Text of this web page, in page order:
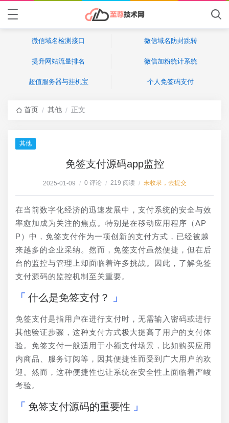
微信域名检测接口 微信域名防封跳转
提升网站流量排名 微信加粉统计系统
超值服务器与挂机宝 个人免签码支付
首页 / 其他 / 正文
其他
免签支付源码app监控
2025-01-09 / 0 评论 / 219 阅读 / 未收录，去提交
在当前数字化经济的迅速发展中，支付系统的安全与效
率愈加成为关注的焦点。特别是在移动应用程序（AP
P）中，免签支付作为一项创新的支付方式，已经被越
来越多的企业采纳。然而，免签支付虽然便捷，但在后
台的监控与管理上却面临着许多挑战。因此，了解免签
支付源码的监控机制至关重要。
什么是免签支付？
免签支付是指用户在进行支付时，无需输入密码或进行
其他验证步骤，这种支付方式极大提高了用户的支付体
验。免签支付一般适用于小额支付场景，比如购买应用
内商品、服务订阅等，因其便捷性而受到广大用户的欢
迎。然而，这种便捷性也让系统在安全性上面临着严峻
考验。
免签支付源码的重要性